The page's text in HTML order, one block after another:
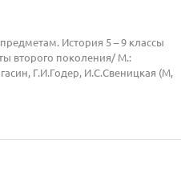
История 5 – 9 классы
второго поколения/ М.:
Г.И.Годер, И.С.Свеницкая (М,